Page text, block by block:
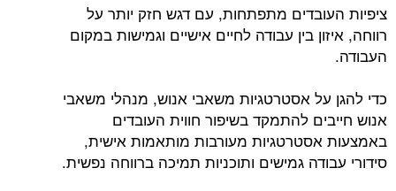
ציפיות העובדים מתפתחות, עם דגש חזק יותר על
רווחה, איזון בין עבודה לחיים אישיים וגמישות במקום
העבודה.
כדי להגן על אסטרטגיות משאבי אנוש, מנהלי משאבי
אנוש חייבים להתמקד בשיפור חווית העובדים
באמצעות אסטרטגיות מעורבות מותאמות אישית,
סידורי עבודה גמישים ותוכניות תמיכה ברווחה נפשית.